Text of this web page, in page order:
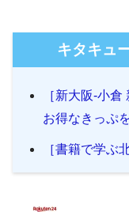
キタキュ
［新大阪-小
お得なきっぷ
［書籍で学ぶ